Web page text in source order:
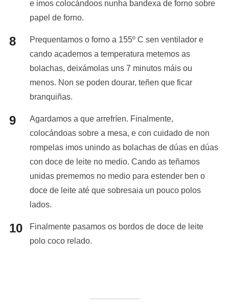
e imos colocándoos nunha bandexa de forno sobre
papel de forno.
Prequentamos o forno a 155º C sen ventilador e
cando academos a temperatura metemos as
bolachas, deixámolas uns 7 minutos máis ou
menos. Non se poden dourar, teñen que ficar
branquiñas.
Agardamos a que arrefríen. Finalmente,
colocándoas sobre a mesa, e con cuidado de non
rompelas imos unindo as bolachas de dúas en dúas
con doce de leite no medio. Cando as teñamos
unidas prememos no medio para estender ben o
doce de leite até que sobresaia un pouco polos
lados.
Finalmente pasamos os bordos de doce de leite
polo coco relado.